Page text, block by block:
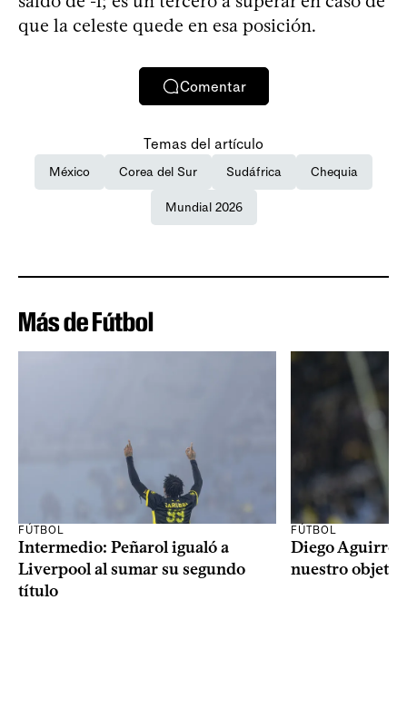
que la celeste quede en esa posición.
Comentar
Temas del artículo
México Corea del Sur Sudáfrica Chequia
Mundial 2026
Más de Fútbol
FÚTBOL
Intermedio: Peñarol igualó a
Liverpool al sumar su segundo
título
FÚTBOL
Diego Aguirre:
nuestro